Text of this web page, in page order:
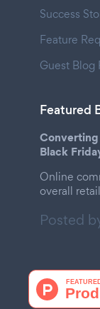
Success
Feature
Guest Blog
Featured
Converting
Black
Online
overall
Posted